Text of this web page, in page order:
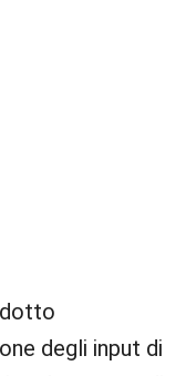
degli input di